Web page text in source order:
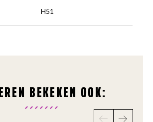
H51
BEKEKEN OOK: